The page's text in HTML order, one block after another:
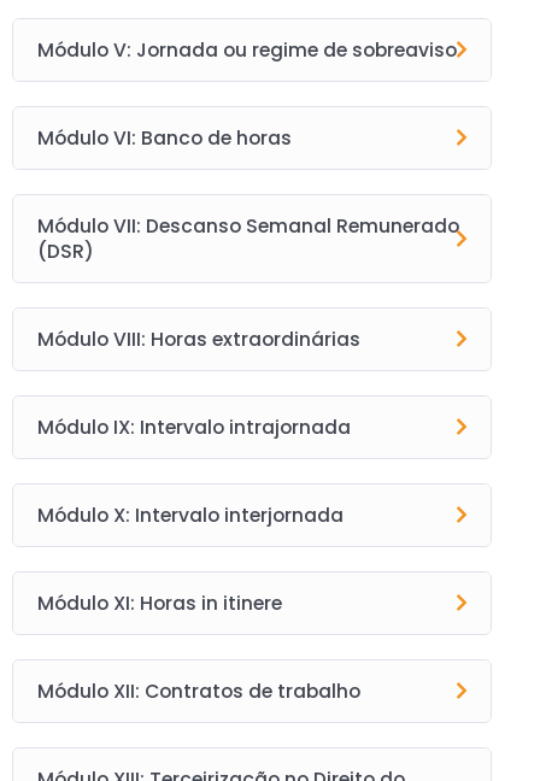
Módulo V: Jornada ou regime de sobreaviso
Módulo VI: Banco de horas
Módulo VII: Descanso Semanal Remunerado
(DSR)
Módulo VIII: Horas extraordinárias
Módulo IX: Intervalo intrajornada
Módulo X: Intervalo interjornada
Módulo XI: Horas in itinere
Módulo XII: Contratos de trabalho